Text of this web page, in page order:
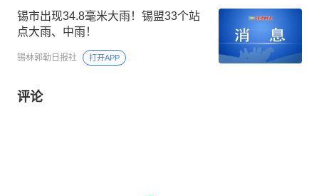
锡市出现34.8毫米大雨！锡盟33个站
点大雨、中雨！
锡林郭勒日报社 打开APP
评论